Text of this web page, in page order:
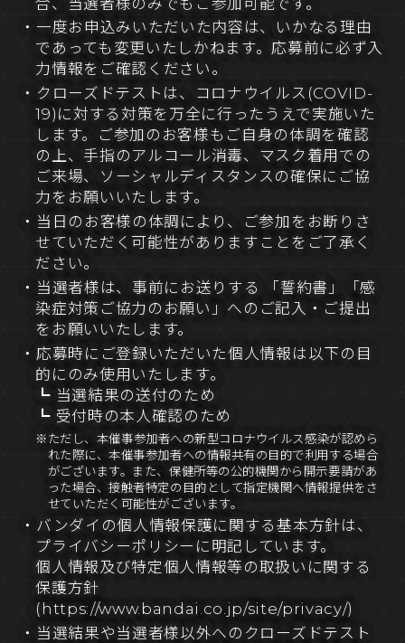
・一度お申込みいただいた内容は、いかなる理由
であっても変更いたしかねます。応募前に必ず入
力情報をご確認ください。
・クローズドテストは、コロナウイルス(COVID-
19)に対する対策を万全に行ったうえで実施いた
します。ご参加のお客様もご自身の体調を確認
の上、手指のアルコール消毒、マスク着用での
ご来場、ソーシャルディスタンスの確保にご協
力をお願いいたします。
・当日のお客様の体調により、ご参加をお断りさ
せていただく可能性がありますことをご了承く
ださい。
・当選者様は、事前にお送りする 「誓約書」「感
染症対策ご協力のお願い」へのご記入・ご提出
をお願いいたします。
・応募時にご登録いただいた個人情報は以下の目
的にのみ使用いたします。
┗ 当選結果の送付のため
┗ 受付時の本人確認のため
※ただし、本催事参加者への新型コロナウイルス感染が認めら
れた際に、本催事参加者への情報共有の目的で利用する場合
がございます。また、保健所等の公的機関から開示要請があ
った場合、接触者特定の目的として指定機関へ情報提供をさ
せていただく可能性がございます。
・バンダイの個人情報保護に関する基本方針は、
プライバシーポリシーに明記しています。
個人情報及び特定個人情報等の取扱いに関する
保護方針
(https://www.bandai.co.jp/site/privacy/)
・当選結果や当選者様以外へのクローズドテスト